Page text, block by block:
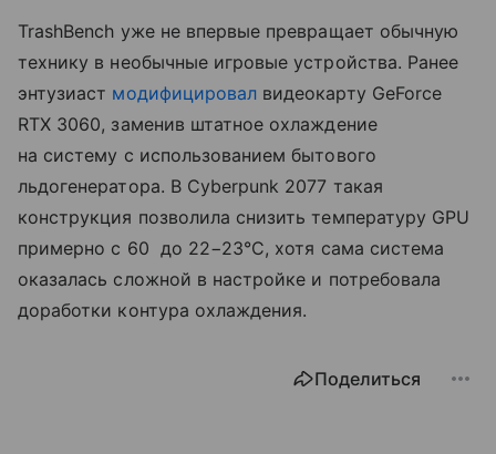
TrashBench уже не впервые превращает обычную
технику в необычные игровые устройства. Ранее
энтузиаст модифицировал видеокарту GeForce
RTX 3060, заменив штатное охлаждение
на систему с использованием бытового
льдогенератора. В Cyberpunk 2077 такая
конструкция позволила снизить температуру GPU
примерно с 60 до 22−23°C, хотя сама система
оказалась сложной в настройке и потребовала
доработки контура охлаждения.
Поделиться